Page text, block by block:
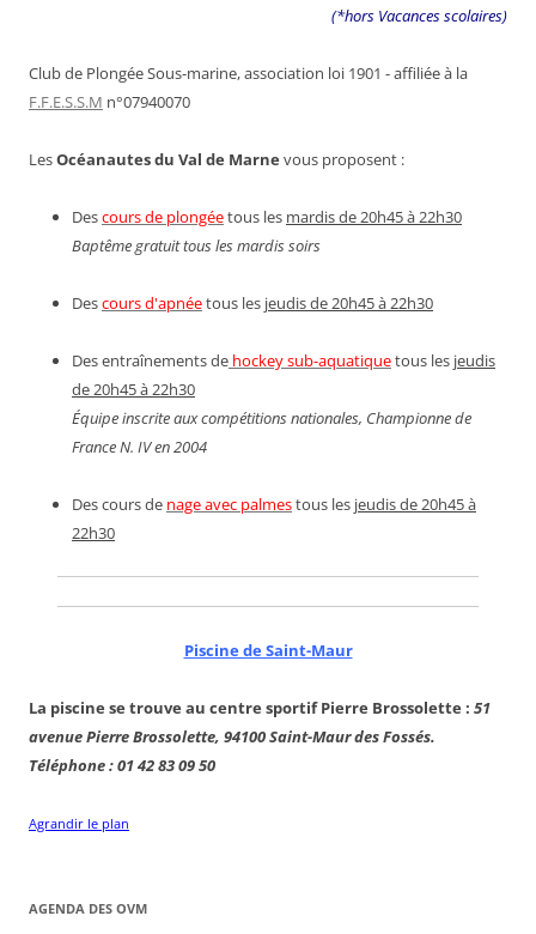
(*hors Vacances scolaires)
Club de Plongée Sous-marine, association loi 1901 - affiliée à la
F.F.E.S.S.M n°07940070
LesOcéanautes du Val de Marne vous proposent :
Descours de plongéetous les mardis de 20h45 à 22h30
Baptême gratuit tous les mardis soirs
Descours d'apnéetous les jeudis de 20h45 à 22h30
Des entraînements de hockey sub-aquatiquetous les jeudis
de 20h45 à 22h30
Équipe inscrite aux compétitions nationales, Championne de
France N. IV en 2004
Des cours de nage avec palmestous les jeudis de 20h45 à
22h30
Piscine de Saint-Maur
La piscine se trouve au centre sportif Pierre Brossolette : 51
avenue Pierre Brossolette, 94100 Saint-Maur des Fossés.
Téléphone : 01 42 83 09 50
Agrandir le plan
AGENDA DES OVM